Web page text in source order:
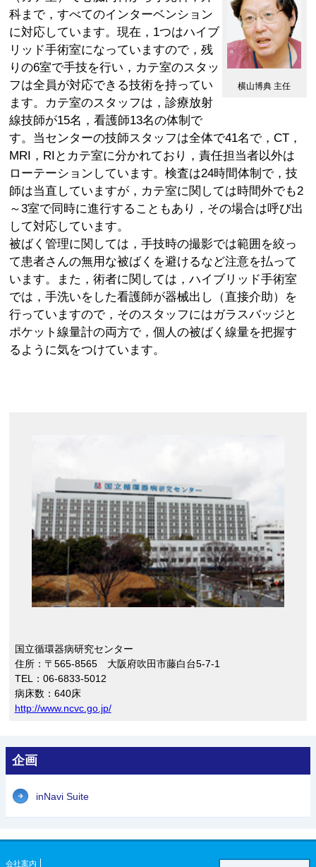
横山博典 主任
科まで，すべてのインターベンション
に対応しています。現在，1つはハイブ
リッド手術室になっていますので，残
りの6室で手技を行い，カテ室のスタッ
フは全員が対応できる技術を持ってい
ます。カテ室のスタッフは，診療放射
線技師が15名，看護師13名の体制で
す。当センターの技師スタッフは全体で41名で，CT，
MRI，RIとカテ室に分かれており，責任担当者以外は
ローテーションしています。検査は24時間体制で，技
師は当直していますが，カテ室に関しては時間外でも2
～3室で同時に進行することもあり，その場合は呼び出
して対応しています。
被ばく管理に関しては，手技時の撮影では範囲を絞っ
て患者さんの無用な被ばくを避けるなど注意を払って
います。また，術者に関しては，ハイブリッド手術室
では，手洗いをした看護師が器械出し（直接介助）を
行っていますので，そのスタッフにはガラスバッジと
ポケット線量計の両方で，個人の被ばく線量を把握す
るように気をつけています。
国立循環器病研究センター
住所：〒565-8565 大阪府吹田市藤白台5-7-1
TEL：06-6833-5012
病床数：640床
http://www.ncvc.go.jp/
企画
inNavi Suite
会社案内